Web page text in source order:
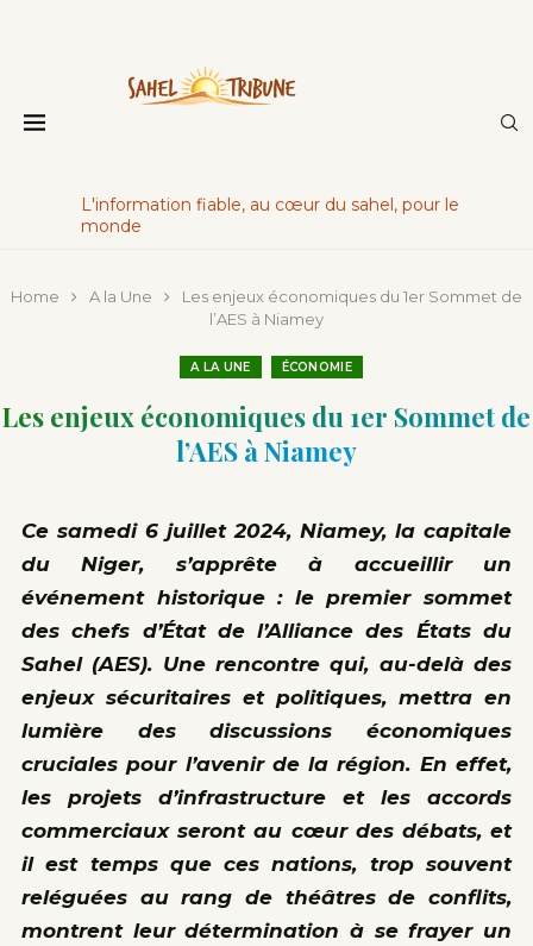
L'information fiable, au cœur du sahel, pour le
monde
Home A la Une
Les enjeux économiques du 1er Sommet de
l’AES à Niamey
A LA UNE ÉCONOMIE
Les enjeux économiques du 1er Sommet de
l’AES à Niamey
Ce samedi 6 juillet 2024, Niamey, la capitale
du Niger, s’apprête à accueillir un
événement historique : le premier sommet
des chefs d’État de l’Alliance des États du
Sahel (AES). Une rencontre qui, au-delà des
enjeux sécuritaires et politiques, mettra en
lumière des discussions économiques
cruciales pour l’avenir de la région. En effet,
les projets d’infrastructure et les accords
commerciaux seront au cœur des débats, et
il est temps que ces nations, trop souvent
reléguées au rang de théâtres de conflits,
montrent leur détermination à se frayer un